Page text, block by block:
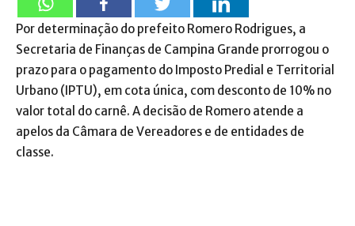
Por determinação do prefeito Romero Rodrigues, a
Secretaria de Finanças de Campina Grande prorrogou o
prazo para o pagamento do Imposto Predial e Territorial
Urbano (IPTU), em cota única, com desconto de 10% no
valor total do carnê. A decisão de Romero atende a
apelos da Câmara de Vereadores e de entidades de
classe.